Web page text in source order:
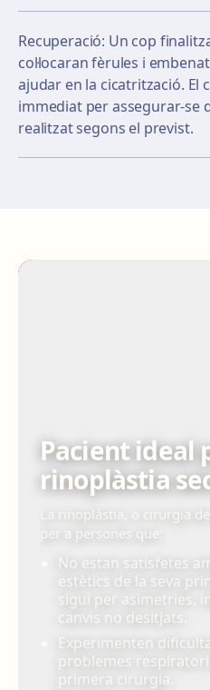
Recuperació: Un cop
col·locaran fèrules i
ajudar en la cicatrització. El
immediat per assegurar-se
realitzat segons el previst.
Pacient ideal
rinoplàstia
La rinoplàstia, o cirurgia
per a persones que:
No estan satisfetes
estètics de la seva
sigui per asimetries,
canvis no desitjats.
Experimenten
problemes
primera cirurgia.